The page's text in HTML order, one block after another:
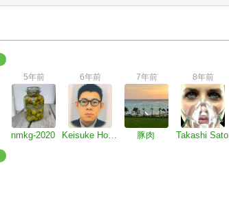
5年前
nmkg-2020
6年前
Keisuke Hoshino
7年前
豚肉
8年前
Takashi Sato